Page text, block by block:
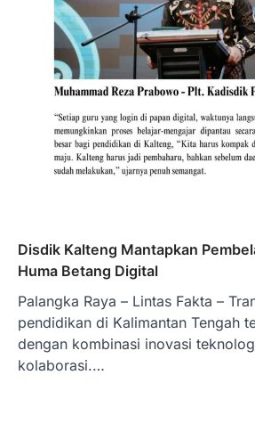
Disdik Kalteng Mantapkan
Huma Betang Digital
Palangka Raya – Lintas Fakta –
pendidikan di Kalimantan Tengah
dengan kombinasi inovasi
kolaborasi.…